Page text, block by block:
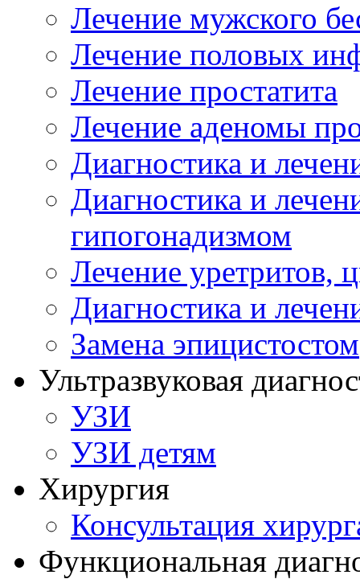
Лечение мужского
Лечение половых
Лечение простатита
Лечение аденомы
Диагностика и
Диагностика и
гипогонадизмом
Лечение уретритов,
Диагностика и
Замена эпицистостом
Ультразвуковая
УЗИ
УЗИ детям
Хирургия
Консультация
Функциональная